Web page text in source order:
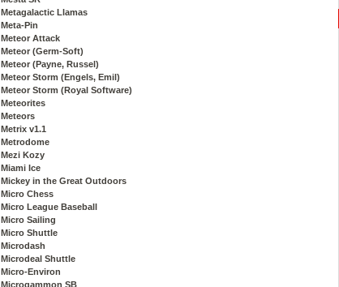
Metagalactic Llamas
Meta-Pin
Meteor Attack
Meteor (Germ-Soft)
Meteor (Payne, Russel)
Meteor Storm (Engels, Emil)
Meteor Storm (Royal Software)
Meteorites
Meteors
Metrix v1.1
Metrodome
Mezi Kozy
Miami Ice
Mickey in the Great Outdoors
Micro Chess
Micro League Baseball
Micro Sailing
Micro Shuttle
Microdash
Microdeal Shuttle
Micro-Environ
Microgammon SB